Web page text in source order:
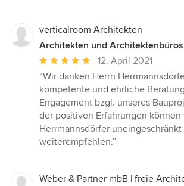
verticalroom Architekten
Architekten und
Durchschnittliche
Bewertung:
5
von
5
Sternen
12. April 2021
“Wir danken Herrn
kompetente und ehrliche
Engagement bzgl. unseres
der positiven Erfahrungen können
Herrmannsdörfer uneingeschränkt
weiterempfehlen.”
Weber & Partner mbB | freie